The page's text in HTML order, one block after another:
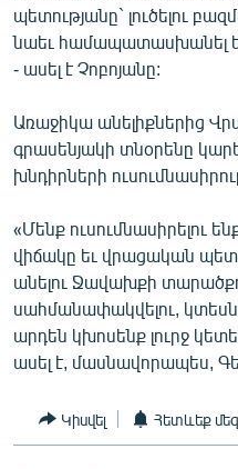
ՀԵՏԵՎԵՔ ՄԵԶ
«Ազատության» բոլոր
պետությանը` լուծելու
նաեւ համապատասխանել
- ասել է Չոբոյանը:
Առաջիկա անելիքներից
գրասենյակի տնօրենը
խնդիրների
«Մենք ուսումնասիրելու
վիճակը եւ վրացական
անելու Ջավախքի
սահմանափակվելու,
արդեն կխոսենք լուրջ
ասել է, մասնավորապես,
Կիսվել Հետևեք մեզ